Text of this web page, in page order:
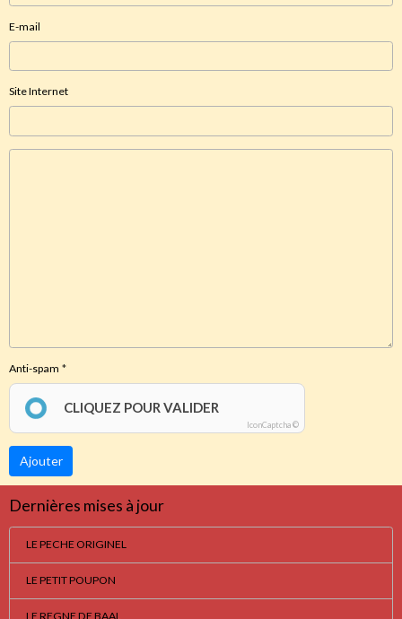
E-mail
Site Internet
Anti-spam
CLIQUEZ POUR VALIDER
IconCaptcha ©
Ajouter
Dernières mises à jour
LE PECHE ORIGINEL
LE PETIT POUPON
LE REGNE DE BAAL